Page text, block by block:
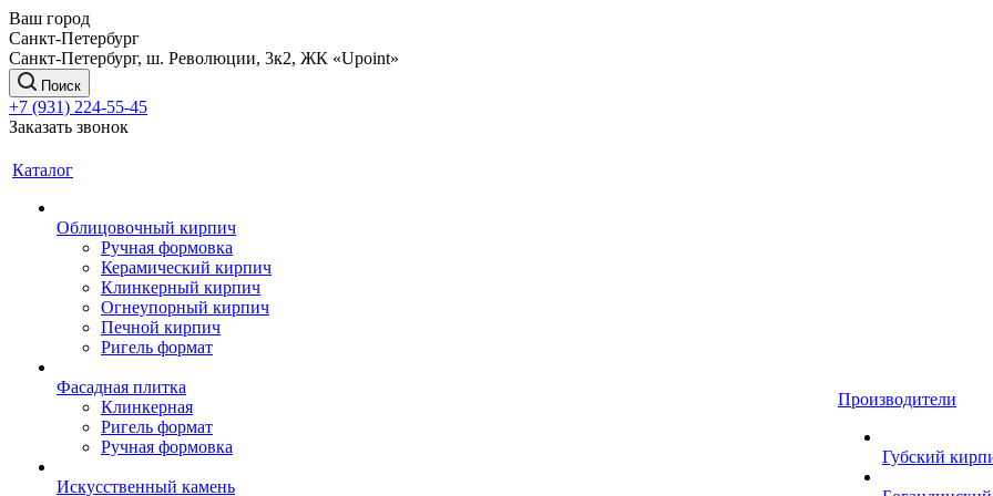
Ваш город
Санкт-Петербург
Санкт-Петербург, ш. Революции, 3к2, ЖК «Upoint»
Поиск
+7 (931) 224-55-45
Заказать звонок
Каталог
Облицовочный кирпич
Ручная формовка
Керамический кирпич
Клинкерный кирпич
Огнеупорный кирпич
Печной кирпич
Ригель формат
Фасадная плитка
Клинкерная
Ригель формат
Ручная формовка
Искусственный камень
Производители
Губский